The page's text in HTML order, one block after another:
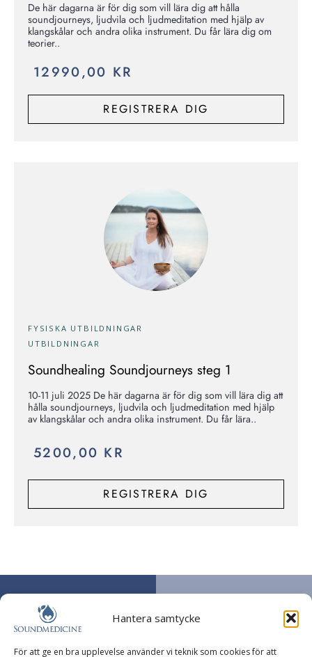
Hantera samtycke
För att ge en bra upplevelse använder vi teknik som cookies för att
REGISTRERA DIG
De här dagarna är för dig som vill lära dig att hålla
soundjourneys, ljudvila och ljudmeditation med hjälp av
klangskålar och andra olika instrument. Du får lära dig om
teorier..
12990,00 KR
REGISTRERA DIG
FYSISKA UTBILDNINGAR
UTBILDNINGAR
Soundhealing Soundjourneys steg 1
10-11 juli 2025 De här dagarna är för dig som vill lära dig att
hålla soundjourneys, ljudvila och ljudmeditation med hjälp
av klangskålar och andra olika instrument. Du får lära..
5200,00 KR
HITTA HIT
Erika Norgren,
Soundmedicine
Skyttegatan 6A
Yogahälsan
– Alla rättigheter